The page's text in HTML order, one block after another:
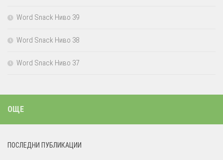
Word Snack Ниво 39
Word Snack Ниво 38
Word Snack Ниво 37
ОЩЕ
ПОСЛЕДНИ ПУБЛИКАЦИИ